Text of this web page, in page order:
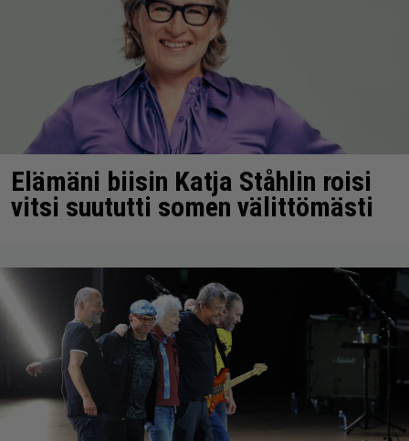
Elämäni biisin Katja Ståhlin roisi
vitsi suututti somen välittömästi